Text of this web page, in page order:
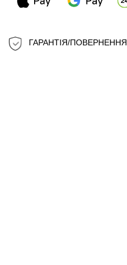
ГАРАНТІЯ/ПОВЕРНЕННЯ